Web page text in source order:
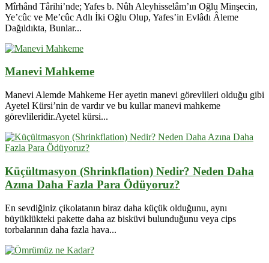
Mîrhând Târihi’nde; Yafes b. Nûh Aleyhisselâm’ın Oğlu Minşecin,
Ye’cûc ve Me’cûc Adlı İki Oğlu Olup, Yafes’in Evlâdı Âleme
Dağıldıkta, Bunlar...
Manevi Mahkeme
Manevi Alemde Mahkeme Her ayetin manevi görevlileri olduğu gibi
Ayetel Kürsi’nin de vardır ve bu kullar manevi mahkeme
görevlileridir.Ayetel kürsi...
Küçültmasyon (Shrinkflation) Nedir? Neden Daha
Azına Daha Fazla Para Ödüyoruz?
En sevdiğiniz çikolatanın biraz daha küçük olduğunu, aynı
büyüklükteki pakette daha az bisküvi bulunduğunu veya cips
torbalarının daha fazla hava...